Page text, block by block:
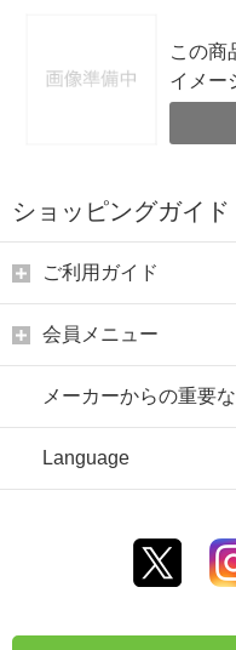
この商
イメー
ショッピングガイド
ご利用ガイド
会員メニュー
メーカーからの重要
Language